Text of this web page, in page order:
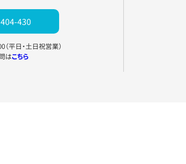
430
平日・土日祝営業）
はこちら